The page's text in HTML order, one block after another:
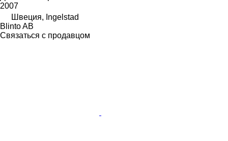
2007
Швеция, Ingelstad
Blinto AB
Связаться с продавцом